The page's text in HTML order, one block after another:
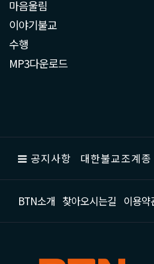
마음울림
이야기불교
수행
MP3다운로드
공지사항 대한불교조계
BTN소개 찾아오시는길 이용약